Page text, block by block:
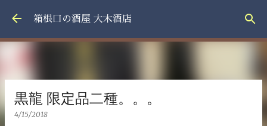
スキップしてメイン コンテンツに移動
箱根口の酒屋 大木酒店
黒龍 限定品二種。。。
4/15/2018